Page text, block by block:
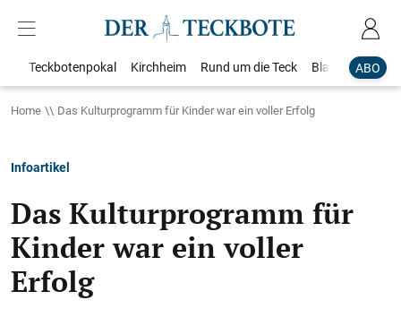
ABO
Teckbotenpokal Kirchheim Rund um die Teck Blaulicht
Home Das Kulturprogramm für Kinder war ein voller Erfolg
Infoartikel
Das Kulturprogramm für
Kinder war ein voller
Erfolg